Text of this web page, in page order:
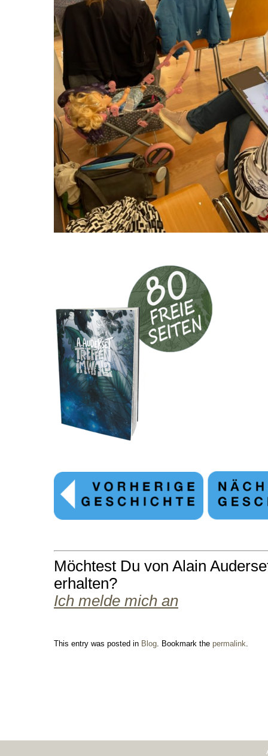
Möchtest Du von Alain
erhalten?
Ich melde mich an
This entry was posted in Blog. Bookmark the permalink.